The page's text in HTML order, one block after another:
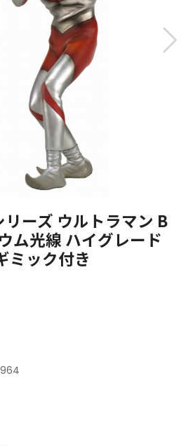
ーズ ウルトラマン B
ム光線 ハイグレード
ミック付き